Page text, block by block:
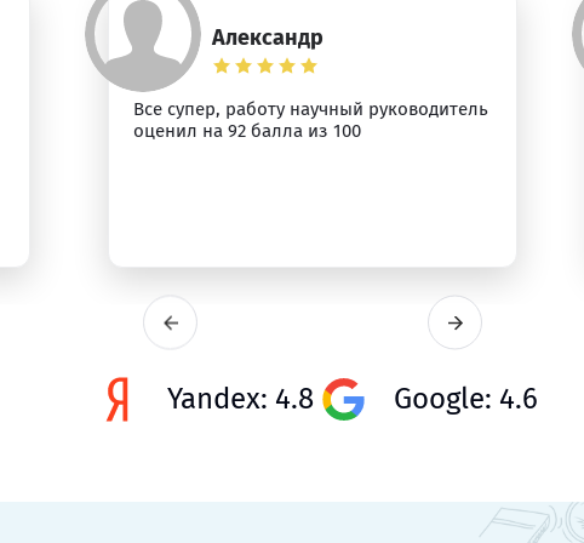
Александр
Все супер, работу научный руководитель
оценил на 92 балла из 100
Yandex: 4.8 Google: 4.6